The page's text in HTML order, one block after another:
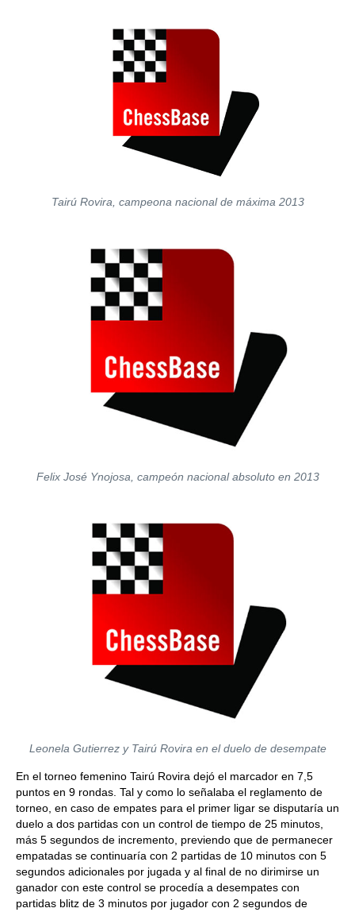
Tairú Rovira, campeona nacional de máxima 2013
Felix José Ynojosa, campeón nacional absoluto en 2013
Leonela Gutierrez y Tairú Rovira en el duelo de desempate
En el torneo femenino Tairú Rovira dejó el marcador en 7,5
puntos en 9 rondas. Tal y como lo señalaba el reglamento de
torneo, en caso de empates para el primer ligar se disputaría un
duelo a dos partidas con un control de tiempo de 25 minutos,
más 5 segundos de incremento, previendo que de permanecer
empatadas se continuaría con 2 partidas de 10 minutos con 5
segundos adicionales por jugada y al final de no dirimirse un
ganador con este control se procedía a desempates con
partidas blitz de 3 minutos por jugador con 2 segundos de